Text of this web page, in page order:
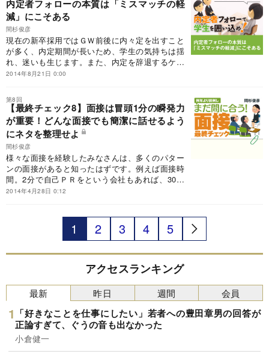
内定者フォローの本質は「ミスマッチの軽
減」にこそある
間杉俊彦
現在の新卒採用ではＧＷ前後に内々定を出すこと
が多く、内定期間が長いため、学生の気持ちは揺
れ、迷いも生じます。また、内定を辞退するケー
スも出てきます。それを未然に防ぎ、入社への期
の目的です。
2014年8月21日 0:00
第8回
【最終チェック8】面接は冒頭1分の瞬発力
が重要！どんな面接でも簡潔に話せるよう
にネタを整理せよ
間杉俊彦
様々な面接を経験したみなさんは、多くのパター
ンの面接があると知ったはずです。例えば面接時
間。2分で自己ＰＲをという会社もあれば、30分
かけて面接するところも。では、どんな面接に遭
2014年4月28日 0:12
1 2 3 4 5
アクセスランキング
最新
「好きなことを仕事にしたい」若者への豊田章男の回答が
正論すぎて、ぐうの音も出なかった
小倉健一
昨日 週間 会員